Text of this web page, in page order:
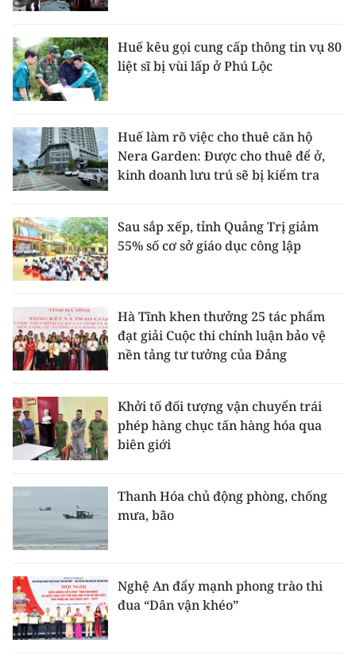
Huế kêu gọi cung cấp thông tin vụ 80
liệt sĩ bị vùi lấp ở Phú Lộc
Huế làm rõ việc cho thuê căn hộ
Nera Garden: Được cho thuê để ở,
kinh doanh lưu trú sẽ bị kiểm tra
Sau sắp xếp, tỉnh Quảng Trị giảm
55% số cơ sở giáo dục công lập
Hà Tĩnh khen thưởng 25 tác phẩm
đạt giải Cuộc thi chính luận bảo vệ
nền tảng tư tưởng của Đảng
Khởi tố đối tượng vận chuyển trái
phép hàng chục tấn hàng hóa qua
biên giới
Thanh Hóa chủ động phòng, chống
mưa, bão
Nghệ An đẩy mạnh phong trào thi
đua “Dân vận khéo”